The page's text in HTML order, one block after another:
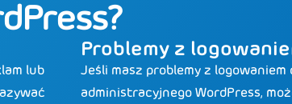
lub
Problemy z
Jeśli masz problemy z logowaniem
administracyjnego WordPress,